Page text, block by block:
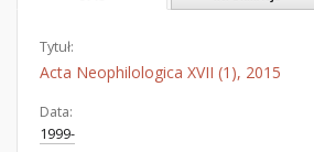
Tytuł:
Acta Neophilologica XVII (1), 2015
Data:
1999-